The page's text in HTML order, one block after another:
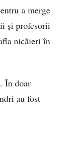
a merge
și profesorii
nicăieri în
În doar
au fost